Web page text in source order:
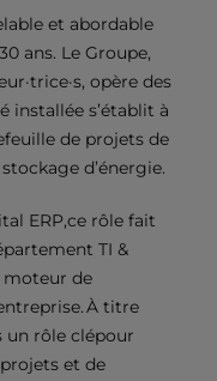
et abordable
ans. Le Groupe,
opère des
installée s’établit à
de projets de
d’énergie.
ERP,ce rôle fait
TI &
de
À titre
un rôle clépour
et de